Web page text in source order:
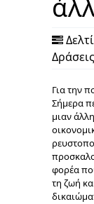
Δράσεις
Για την
Σήμερα
μιαν
φορέα
τη ζωή